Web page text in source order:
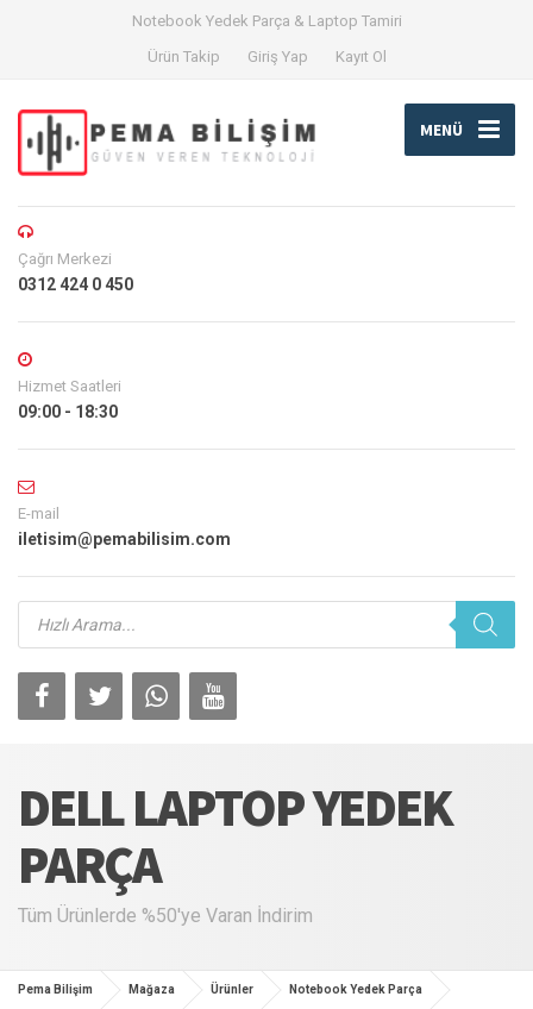
Notebook Yedek Parça & Laptop Tamiri
Ürün Takip
Giriş Yap Kayıt Ol
MENÜ
Çağrı Merkezi
0312 424 0 450
Hizmet Saatleri
09:00 - 18:30
E-mail
iletisim@pemabilisim.com
Products
search
DELL LAPTOP YEDEK
PARÇA
Tüm Ürünlerde %50'ye Varan İndirim
Pema Bilişim Mağaza Ürünler Notebook Yedek Parça